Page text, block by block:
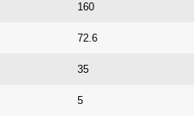
160
72.6
35
5